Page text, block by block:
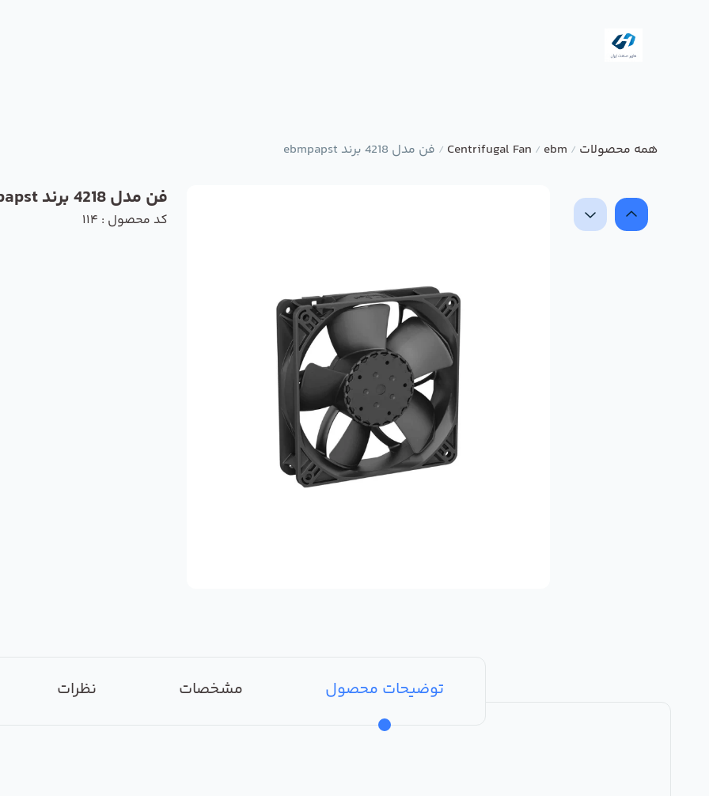
همه محصولات /
ebm
/
Centrifugal Fan
/ فن مدل 4218 برند ebmpapst
فن مدل 4218 برند ebmpapst
کد محصول : 114
توضیحات محصول مشخصات نظرات